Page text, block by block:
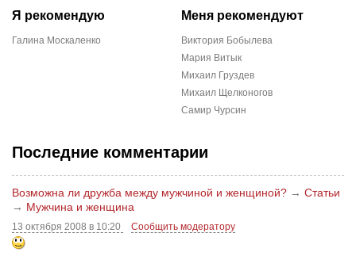
Я рекомендую
Галина Москаленко
Меня рекомендуют
Виктория Бобылева
Мария Витык
Михаил Груздев
Михаил Щелконогов
Самир Чурсин
Последние комментарии
Возможна ли дружба между мужчиной и женщиной? → Статьи
→ Мужчина и женщина
13 октября 2008 в 10:20 Сообщить модератору